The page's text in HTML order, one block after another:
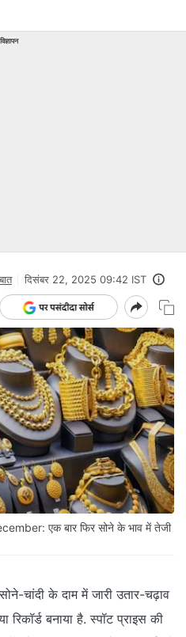
विज्ञापन
दिसंबर 22, 2025 09:42 IST
एक बार फिर सोने के भाव में तेजी
चांदी के दाम में जारी उतार-चढ़ाव
बनाया है. स्‍पॉट प्राइस की